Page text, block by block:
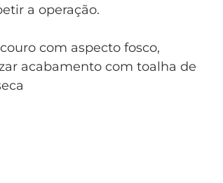
a operação.
com aspecto fosco,
acabamento com toalha de